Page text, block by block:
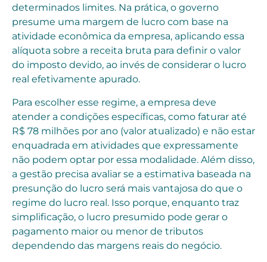
determinados limites. Na prática, o governo
presume uma margem de lucro com base na
atividade econômica da empresa, aplicando essa
alíquota sobre a receita bruta para definir o valor
do imposto devido, ao invés de considerar o lucro
real efetivamente apurado.
Para escolher esse regime, a empresa deve
atender a condições específicas, como faturar até
R$ 78 milhões por ano (valor atualizado) e não estar
enquadrada em atividades que expressamente
não podem optar por essa modalidade. Além disso,
a gestão precisa avaliar se a estimativa baseada na
presunção do lucro será mais vantajosa do que o
regime do lucro real. Isso porque, enquanto traz
simplificação, o lucro presumido pode gerar o
pagamento maior ou menor de tributos
dependendo das margens reais do negócio.